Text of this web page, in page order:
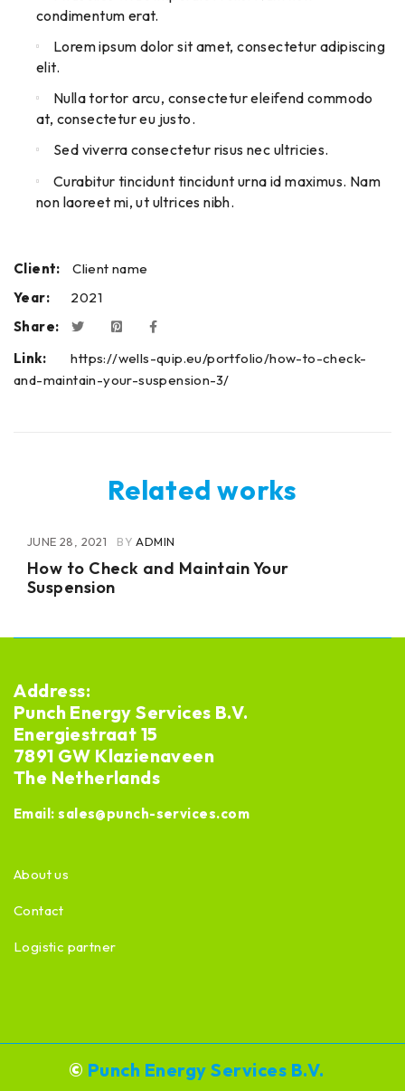
condimentum erat.
Lorem ipsum dolor sit amet, consectetur adipiscing
elit.
Nulla tortor arcu, consectetur eleifend commodo
at, consectetur eu justo.
Sed viverra consectetur risus nec ultricies.
Curabitur tincidunt tincidunt urna id maximus. Nam
non laoreet mi, ut ultrices nibh.
Client:
Client name
Year:
2021
Share:
Link:
https://wells-quip.eu/portfolio/how-to-check-
and-maintain-your-suspension-3/
Related works
JUNE 28, 2021 BY ADMIN
How to Check and Maintain Your
Suspension
Address:
Punch Energy Services B.V.
Energiestraat 15
7891 GW Klazienaveen
The Netherlands
Email:sales@punch-services.com
About us
Contact
Logistic partner
© Punch Energy Services B.V.